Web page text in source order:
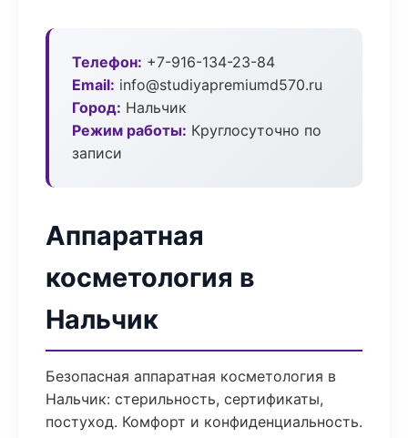
Телефон: +7-916-134-23-84
Email: info@studiyapremiumd570.ru
Город: Нальчик
Режим работы: Круглосуточно по
записи
Аппаратная
косметология в
Нальчик
Безопасная аппаратная косметология в
Нальчик: стерильность, сертификаты,
постуход. Комфорт и конфиденциальность.